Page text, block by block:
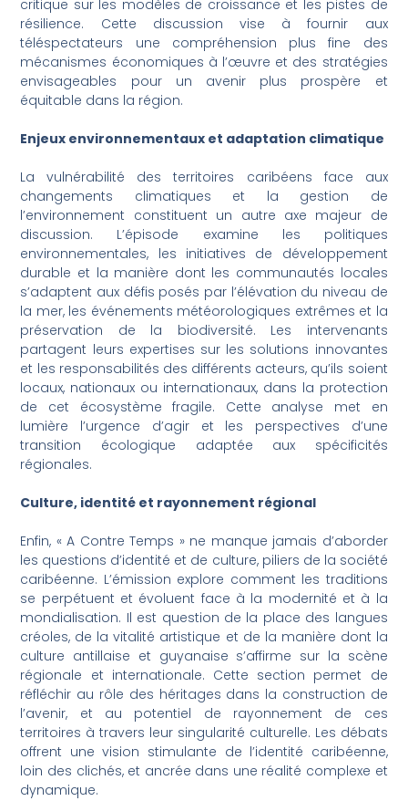
critique sur les modèles de croissance et les pistes de
résilience. Cette discussion vise à fournir aux
téléspectateurs une compréhension plus fine des
mécanismes économiques à l’œuvre et des stratégies
envisageables pour un avenir plus prospère et
équitable dans la région.
Enjeux environnementaux et adaptation climatique
La vulnérabilité des territoires caribéens face aux
changements climatiques et la gestion de
l’environnement constituent un autre axe majeur de
discussion. L’épisode examine les politiques
environnementales, les initiatives de développement
durable et la manière dont les communautés locales
s’adaptent aux défis posés par l’élévation du niveau de
la mer, les événements météorologiques extrêmes et la
préservation de la biodiversité. Les intervenants
partagent leurs expertises sur les solutions innovantes
et les responsabilités des différents acteurs, qu’ils soient
locaux, nationaux ou internationaux, dans la protection
de cet écosystème fragile. Cette analyse met en
lumière l’urgence d’agir et les perspectives d’une
transition écologique adaptée aux spécificités
régionales.
Culture, identité et rayonnement régional
Enfin, « A Contre Temps » ne manque jamais d’aborder
les questions d’identité et de culture, piliers de la société
caribéenne. L’émission explore comment les traditions
se perpétuent et évoluent face à la modernité et à la
mondialisation. Il est question de la place des langues
créoles, de la vitalité artistique et de la manière dont la
culture antillaise et guyanaise s’affirme sur la scène
régionale et internationale. Cette section permet de
réfléchir au rôle des héritages dans la construction de
l’avenir, et au potentiel de rayonnement de ces
territoires à travers leur singularité culturelle. Les débats
offrent une vision stimulante de l’identité caribéenne,
loin des clichés, et ancrée dans une réalité complexe et
dynamique.